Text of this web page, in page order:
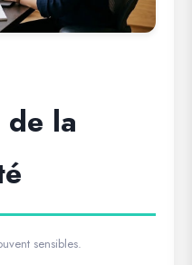
de la
sensibles.